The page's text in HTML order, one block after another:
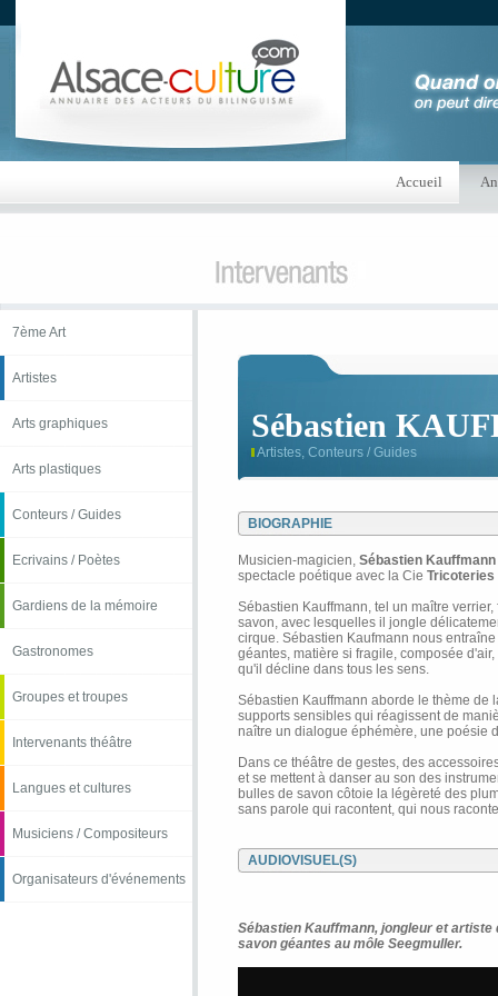
Accueil
7ème Art
Artistes
Arts graphiques
Arts plastiques
Conteurs / Guides
Ecrivains / Poètes
Gardiens de la mémoire
Gastronomes
Groupes et troupes
Intervenants théâtre
Langues et cultures
Musiciens / Compositeurs
Organisateurs d'événements
Sébastien
Artistes, Conteurs / Guides
BIOGRAPHIE
Musicien-magicien, Sébastien Kauffmann
spectacle poétique avec la Cie Tricoteries
Sébastien Kauffmann, tel un maître
savon, avec lesquelles il jongle
cirque. Sébastien Kaufmann nous
géantes, matière si fragile, composée
qu'il décline dans tous les sens.
Sébastien Kauffmann aborde le thème de
supports sensibles qui réagissent de
naître un dialogue éphémère, une poésie
Dans ce théâtre de gestes, des
et se mettent à danser au son des
bulles de savon côtoie la légèreté des
sans parole qui racontent, qui nous
AUDIOVISUEL(S)
Sébastien Kauffmann, jongleur et artiste
savon géantes au môle Seegmuller.